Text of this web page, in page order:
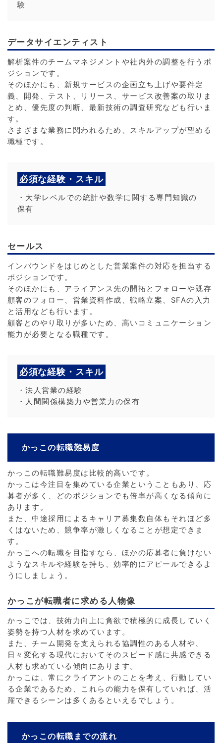
験
データサイエンティスト
解析案件のチームマネジメントや社内外の調整を行うポ
ジションです。
そのほかにも、新規サービスの企画立ち上げや要件定
義、開発、テスト、リリース、サービス改善案の取りま
とめ、優先度の判断、最新技術の調査研究なども行いま
す。
さまざまな業務に関われるため、スキルアップが望める
職種です。
必須な経験・スキル
・大学レベルでの統計や数学に関する専門知識の
保有
セールス
インバウンドをはじめとした営業案件の対応を担当する
ポジションです。
そのほかにも、アライアンス先の開拓とフォローや既存
顧客のフォロー、営業資料作成、戦略立案、SFAの入力
と活用なども行います。
顧客とのやり取りが多いため、高いコミュニケーション
能力が必要となる職種です。
必須な経験・スキル
・法人営業の経験
・人間関係構築力や営業力の保有
かっこの転職難易度
かっこの転職難易度は比較的高いです。
かっこは今注目を集めている企業ということもあり、応
募者が多く、どのポジションでも倍率が高くなる傾向に
あります。
また、中途採用によるキャリア募集数自体もそれほど多
くはないため、競争率が激しくなることが想定できま
す。
かっこへの転職を目指すなら、ほかの応募者に負けない
ようなスキルや経験を持ち、効率的にアピールできるよ
うにしましょう。
かっこが転職者に求める人物像
かっこでは、技術力向上に貪欲で積極的に成長していく
姿勢を持つ人材を求めています。
また、チーム開発を支えられる協調性のある人材や、
日々変化する現代においてそのスピード感に共感できる
人材も求めている傾向にあります。
かっこは、常にクライアントのことを考え、行動してい
る企業であるため、これらの能力を保有していれば、活
躍できるシーンは多くあるといえるでしょう。
かっこの転職までの流れ